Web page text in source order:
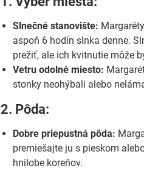
Slnečné stanovište:
aspoň 6 hodín slnka denne.
prežiť, ale ich kvitnutie môže
Vetru odolné miesto:
stonky neohýbali alebo
2. Pôda:
Dobre priepustná pôda:
premiešajte ju s pieskom
hnilobe koreňov.